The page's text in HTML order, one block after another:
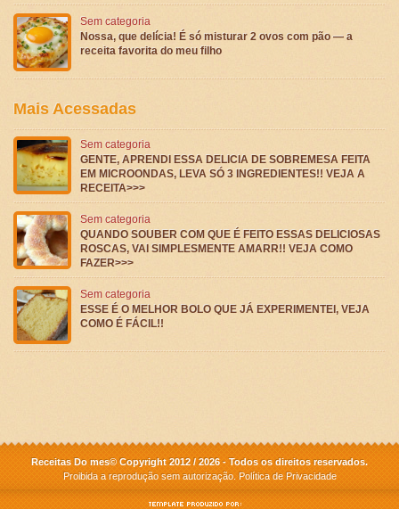
Sem categoria
Nossa, que delícia! É só misturar 2 ovos com pão — a
receita favorita do meu filho
Mais Acessadas
Sem categoria
GENTE, APRENDI ESSA DELICIA DE SOBREMESA FEITA
EM MICROONDAS, LEVA SÓ 3 INGREDIENTES!! VEJA A
RECEITA>>>
Sem categoria
QUANDO SOUBER COM QUE É FEITO ESSAS DELICIOSAS
ROSCAS, VAI SIMPLESMENTE AMARR!! VEJA COMO
FAZER>>>
Sem categoria
ESSE É O MELHOR BOLO QUE JÁ EXPERIMENTEI, VEJA
COMO É FÁCIL!!
Receitas Do mes© Copyright 2012 / 2026 - Todos os direitos reservados.
Proibida a reprodução sem autorização. Política de Privacidade